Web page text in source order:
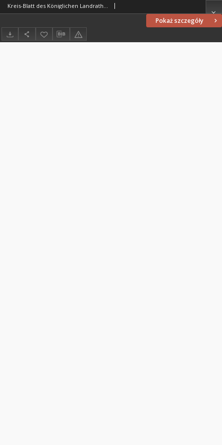
Pokaż szczegóły
Kreis-Blatt des Königlichen Landraths-Amtes Kreises Löbau. z Neumark, 1886, nr 18